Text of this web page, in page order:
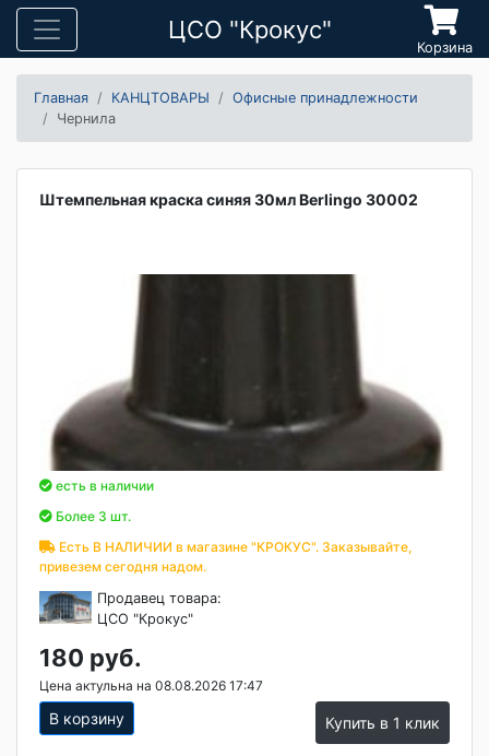
ЦСО "Крокус"
Корзина
Главная КАНЦТОВАРЫ
Офисные принадлежности
Чернила
Штемпельная краска синяя 30мл Berlingo 30002
есть в наличии
Более 3 шт.
Есть В НАЛИЧИИ в магазине "КРОКУС". Заказывайте,
привезем сегодня надом.
Продавец товара:
ЦСО "Крокус"
180 руб.
Цена актульна на 08.08.2026 17:47
В корзину Купить в 1 клик